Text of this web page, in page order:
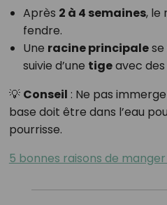
Après 2 à 4 semaines, le
fendre.
Une racine principalese
suivie d’une tigeavec des
💡 Conseil : Ne pas
base doit être dans l’eau
pourrisse.
5 bonnes raisons de